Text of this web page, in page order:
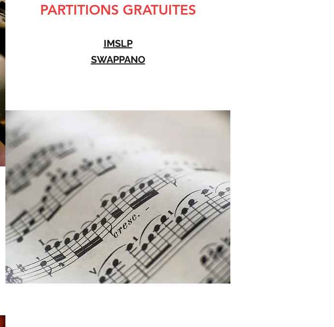
PARTITIONS GRATUITES
IMSLP
SWAPPANO